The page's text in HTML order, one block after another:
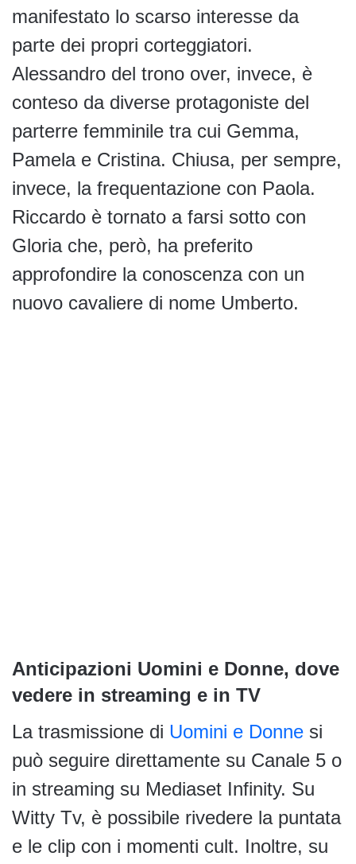
manifestato lo scarso interesse da
parte dei propri corteggiatori.
Alessandro del trono over, invece, è
conteso da diverse protagoniste del
parterre femminile tra cui Gemma,
Pamela e Cristina. Chiusa, per sempre,
invece, la frequentazione con Paola.
Riccardo è tornato a farsi sotto con
Gloria che, però, ha preferito
approfondire la conoscenza con un
nuovo cavaliere di nome Umberto.
Anticipazioni Uomini e Donne, dove
vedere in streaming e in TV
La trasmissione di Uomini e Donne si
può seguire direttamente su Canale 5 o
in streaming su Mediaset Infinity. Su
Witty Tv, è possibile rivedere la puntata
e le clip con i momenti cult. Inoltre, su